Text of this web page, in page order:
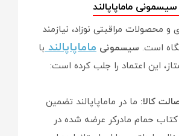
ماماپاپالند
و محصولات مراقبتی نوزاد، نیازمند
است. سیسمونی ماماپاپالند با
این اعتماد را جلب کرده است:
کالا: ما در ماماپاپالند تضمین
حمام مادرکر عرضه شده در